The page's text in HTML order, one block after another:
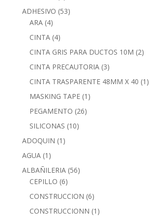
ADHESIVO (53)
ARA (4)
CINTA (4)
CINTA GRIS PARA DUCTOS 10M (2)
CINTA PRECAUTORIA (3)
CINTA TRASPARENTE 48MM X 40 (1)
MASKING TAPE (1)
PEGAMENTO (26)
SILICONAS (10)
ADOQUIN (1)
AGUA (1)
ALBAÑILERIA (56)
CEPILLO (6)
CONSTRUCCION (6)
CONSTRUCCIONN (1)